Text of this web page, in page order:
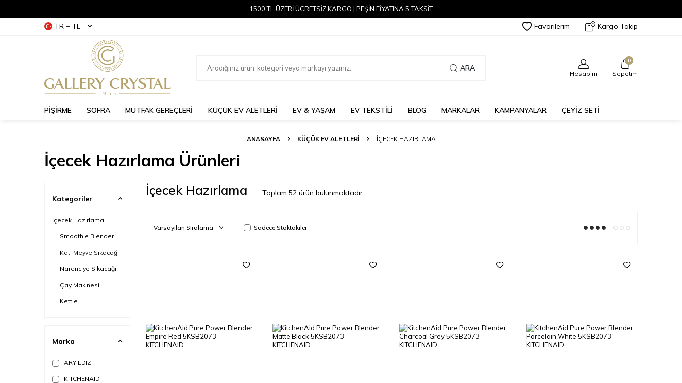
1500 TL ÜZERİ ÜCRETSİZ KARGO | PEŞİN FİYATINA 5 TAKSİT
TR − TL Favorilerim Kargo Takip
ARA
Hesabım
0
Sepetim
PİŞİRME SOFRA MUTFAK GEREÇLERİ KÜÇÜK EV ALETLERİ EV & YAŞAM EV TEKSTİLİ BLOG MARKALAR KAMPANYALAR ÇEYİZ SETİ
ANASAYFA KÜÇÜK EV ALETLERI İÇECEK HAZIRLAMA
İçecek Hazırlama Ürünleri
Kategoriler
İçecek Hazırlama
Smoothie Blender
Katı Meyve Sıkacağı
Narenciye Sıkacağı
Çay Makinesi
Kettle
Marka
ARYILDIZ
KITCHENAID
İçecek Hazırlama Toplam 52 ürün bulunmaktadır.
Sadece Stoktakiler